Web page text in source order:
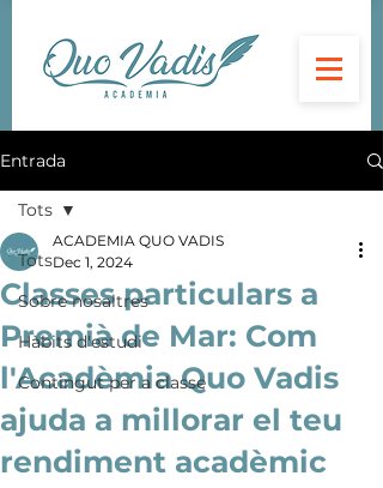
Entrada
Tots
Sobre nosaltres
Hàbits d'estudi
Contingut per a classe
Tots
Classes particulars a
Premià de Mar: Com
l'Acadèmia Quo Vadis
ajuda a millorar el teu
rendiment acadèmic
ACADEMIA QUO VADIS
Dec 1, 2024